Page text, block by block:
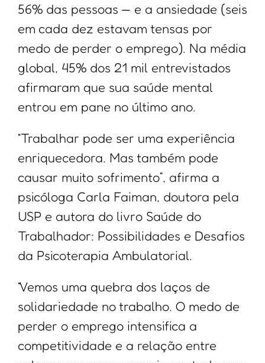
56% das pessoas — e a ansiedade (seis
em cada dez estavam tensas por
medo de perder o emprego). Na média
global, 45% dos 21 mil entrevistados
afirmaram que sua saúde mental
entrou em pane no último ano.
“Trabalhar pode ser uma experiência
enriquecedora. Mas também pode
causar muito sofrimento”, afirma a
psicóloga Carla Faiman, doutora pela
USP e autora do livro Saúde do
Trabalhador: Possibilidades e Desafios
da Psicoterapia Ambulatorial.
“Vemos uma quebra dos laços de
solidariedade no trabalho. O medo de
perder o emprego intensifica a
competitividade e a relação entre